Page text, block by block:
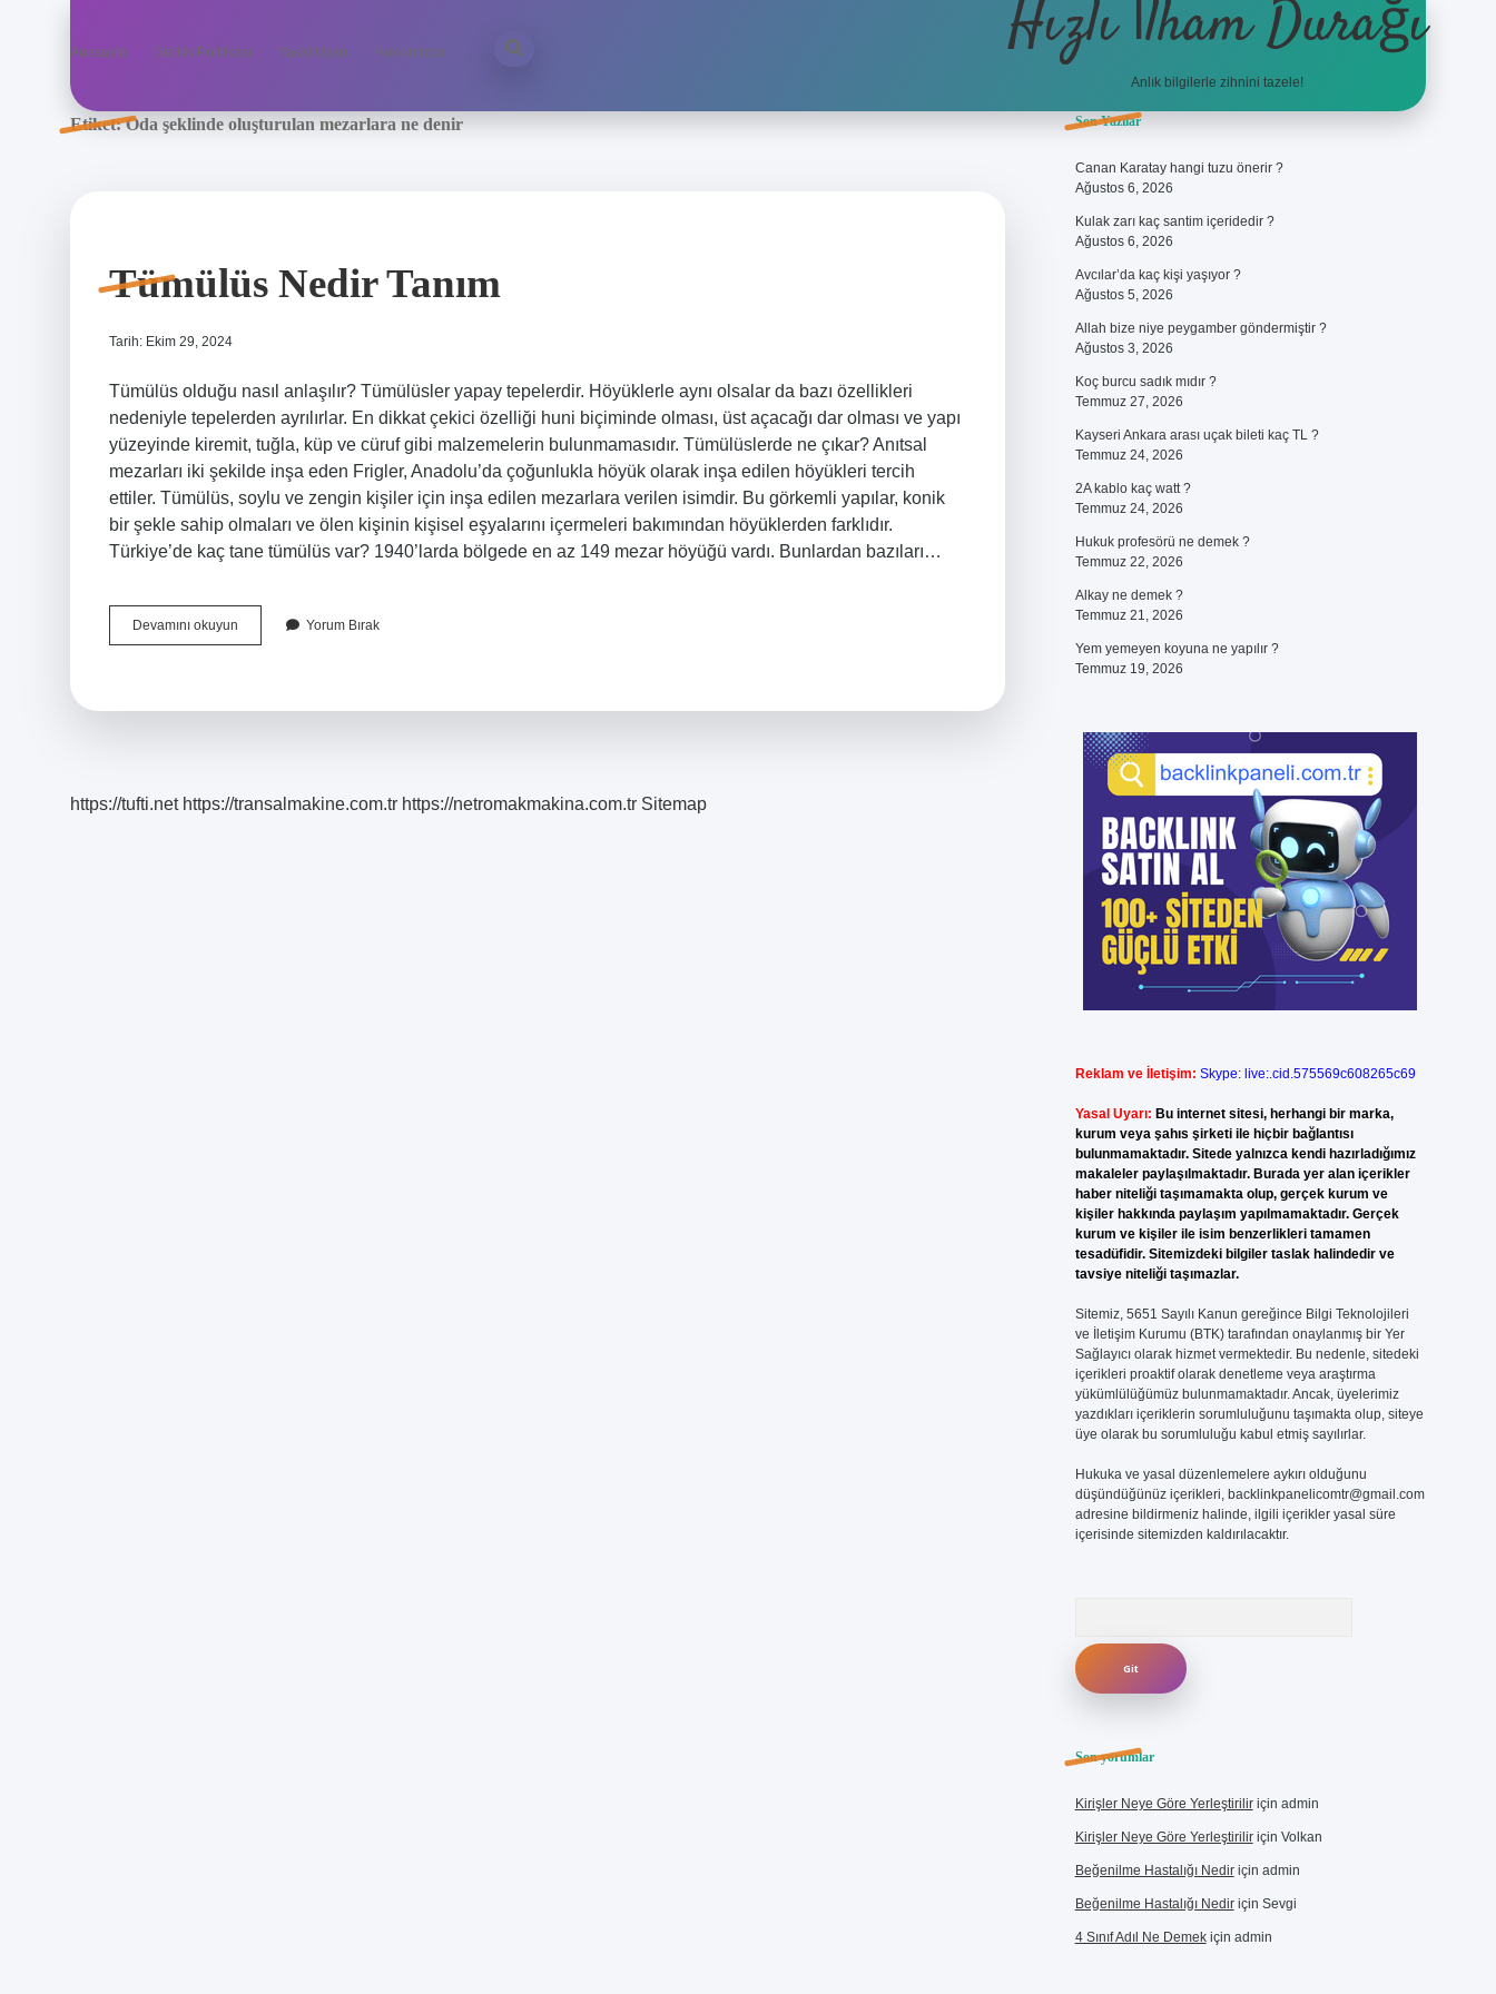
Anasayfa Gizlilik Politikası Yasal Uyarı Hakkımızda Hızlı İlham Durağı
Anlık bilgilerle zihnini tazele!
Etiket:Oda şeklinde oluşturulan mezarlara ne denir
Tümülüs Nedir Tanım
Tarih: Ekim 29, 2024
Tümülüs olduğu nasıl anlaşılır? Tümülüsler yapay tepelerdir. Höyüklerle aynı olsalar da bazı özellikleri
nedeniyle tepelerden ayrılırlar. En dikkat çekici özelliği huni biçiminde olması, üst açacağı dar olması ve yapı
yüzeyinde kiremit, tuğla, küp ve cüruf gibi malzemelerin bulunmamasıdır. Tümülüslerde ne çıkar? Anıtsal
mezarları iki şekilde inşa eden Frigler, Anadolu’da çoğunlukla höyük olarak inşa edilen höyükleri tercih
ettiler. Tümülüs, soylu ve zengin kişiler için inşa edilen mezarlara verilen isimdir. Bu görkemli yapılar, konik
bir şekle sahip olmaları ve ölen kişinin kişisel eşyalarını içermeleri bakımından höyüklerden farklıdır.
Türkiye’de kaç tane tümülüs var? 1940’larda bölgede en az 149 mezar höyüğü vardı. Bunlardan bazıları…
Devamını okuyun Tümülüs
Nedir
Yorum Bırak
https://tufti.net https://transalmakine.com.tr https://netromakmakina.com.tr Sitemap
Sidebar
Son Yazılar
Canan Karatay hangi tuzu önerir ?
Ağustos 6, 2026
Kulak zarı kaç santim içeridedir ?
Ağustos 6, 2026
Avcılar’da kaç kişi yaşıyor ?
Ağustos 5, 2026
Allah bize niye peygamber göndermiştir ?
Ağustos 3, 2026
Koç burcu sadık mıdır ?
Temmuz 27, 2026
Kayseri Ankara arası uçak bileti kaç TL ?
Temmuz 24, 2026
2A kablo kaç watt ?
Temmuz 24, 2026
Hukuk profesörü ne demek ?
Temmuz 22, 2026
Alkay ne demek ?
Temmuz 21, 2026
Yem yemeyen koyuna ne yapılır ?
Temmuz 19, 2026
Reklam ve İletişim: Skype: live:.cid.575569c608265c69
Yasal Uyarı: Bu internet sitesi, herhangi bir marka,
kurum veya şahıs şirketi ile hiçbir bağlantısı
bulunmamaktadır. Sitede yalnızca kendi hazırladığımız
makaleler paylaşılmaktadır. Burada yer alan içerikler
haber niteliği taşımamakta olup, gerçek kurum ve
kişiler hakkında paylaşım yapılmamaktadır. Gerçek
kurum ve kişiler ile isim benzerlikleri tamamen
tesadüfidir. Sitemizdeki bilgiler taslak halindedir ve
tavsiye niteliği taşımazlar.
Sitemiz, 5651 Sayılı Kanun gereğince Bilgi Teknolojileri
ve İletişim Kurumu (BTK) tarafından onaylanmış bir Yer
Sağlayıcı olarak hizmet vermektedir. Bu nedenle, sitedeki
içerikleri proaktif olarak denetleme veya araştırma
yükümlülüğümüz bulunmamaktadır. Ancak, üyelerimiz
yazdıkları içeriklerin sorumluluğunu taşımakta olup, siteye
üye olarak bu sorumluluğu kabul etmiş sayılırlar.
Hukuka ve yasal düzenlemelere aykırı olduğunu
düşündüğünüz içerikleri, backlinkpanelicomtr@gmail.com
adresine bildirmeniz halinde, ilgili içerikler yasal süre
içerisinde sitemizden kaldırılacaktır.
Son yorumlar
Kirişler Neye Göre Yerleştiriliriçin admin
Kirişler Neye Göre Yerleştiriliriçin Volkan
Beğenilme Hastalığı Nediriçin admin
Beğenilme Hastalığı Nediriçin Sevgi
4 Sınıf Adıl Ne Demekiçin admin